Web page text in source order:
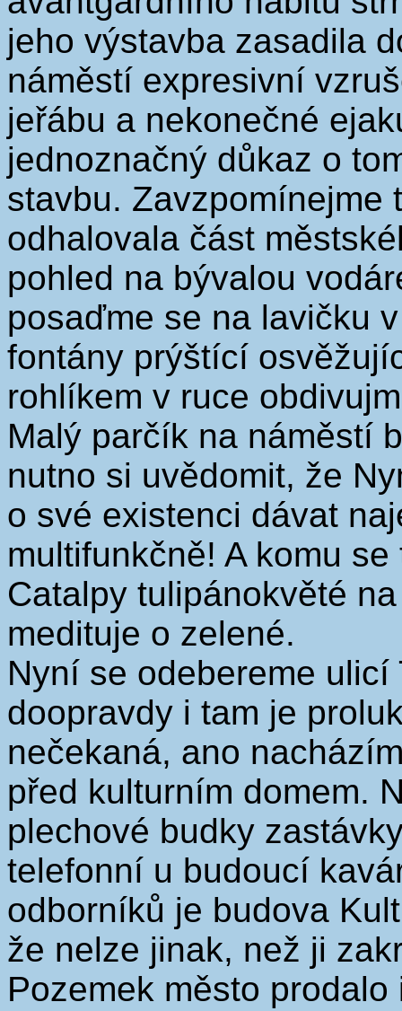
jeho výstavba zasadila
náměstí expresivní
jeřábu a nekonečné
jednoznačný důkaz o
stavbu. Zavzpomínejme
odhalovala část
pohled na bývalou
posaďme se na lavičku
fontány prýštící
rohlíkem v ruce
Malý parčík na náměstí
nutno si uvědomit, že
o své existenci dávat
multifunkčně! A komu
Catalpy tulipánokvěté
medituje o zelené.
Nyní se odebereme
doopravdy i tam je
nečekaná, ano
před kulturním domem.
plechové budky
telefonní u budoucí
odborníků je budova
že nelze jinak, než ji
Pozemek město